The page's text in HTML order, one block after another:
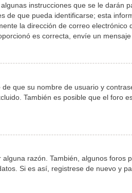
instrucciones que se le darán
de que pueda identificarse; esta
la dirección de correo
es correcta, envíe un mensaje
que su nombre de usuario y
También es posible que el foro
razón. También, algunos
Si es así, registrese de nuevo y